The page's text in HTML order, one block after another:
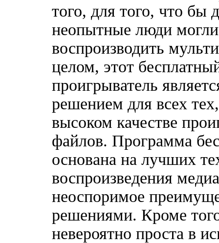
того, для того, что бы
неопытные люди
воспроизводить
целом, этот
проигрыватель
решением для всех
высоком качестве
файлов. Программа
основана на лучших
воспроизведения
неоспоримое
решениями. Кроме
невероятно проста в